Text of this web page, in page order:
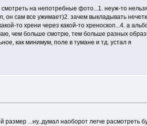
на непотребные фото...1. неуж-то
он сам все ужимает)2. зачем выкладывать
то хрени через какой-то хреноскоп...4. а
чем больше смотрю, тем больше разных
как минимум, поле в тумане и тд. устал я
размер ...ну..думал наоборот легче расмотреть